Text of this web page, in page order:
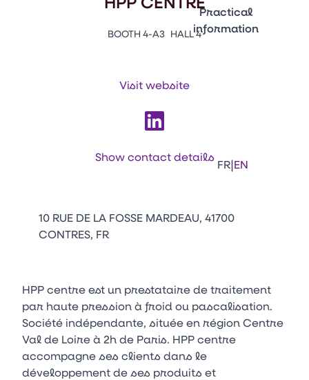
EmballagesPractical
information
FR|EN
BOOTH 4-A3 HALL 4
Visit website
Show contact details
10 RUE DE LA FOSSE MARDEAU, 41700
CONTRES, FR
HPP centre est un prestataire de traitement
par haute pression à froid ou pascalisation.
Société indépendante, située en région Centre
Val de Loire à 2h de Paris. HPP centre
accompagne ses clients dans le
développement de ses produits et